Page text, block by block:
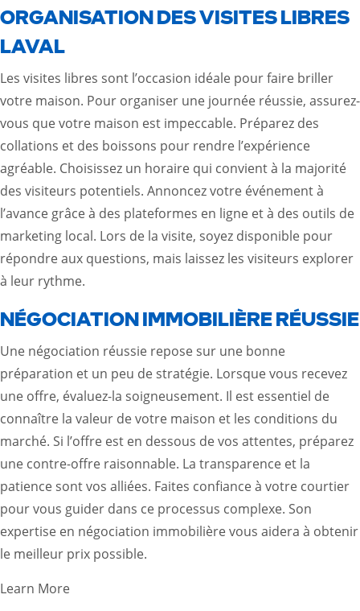
ORGANISATION DES VISITES LIBRES
LAVAL
Les visites libres sont l’occasion idéale pour faire briller
votre maison. Pour organiser une journée réussie, assurez-
vous que votre maison est impeccable. Préparez des
collations et des boissons pour rendre l’expérience
agréable. Choisissez un horaire qui convient à la majorité
des visiteurs potentiels. Annoncez votre événement à
l’avance grâce à des plateformes en ligne et à des outils de
marketing local. Lors de la visite, soyez disponible pour
répondre aux questions, mais laissez les visiteurs explorer
à leur rythme.
NÉGOCIATION IMMOBILIÈRE RÉUSSIE
Une négociation réussie repose sur une bonne
préparation et un peu de stratégie. Lorsque vous recevez
une offre, évaluez-la soigneusement. Il est essentiel de
connaître la valeur de votre maison et les conditions du
marché. Si l’offre est en dessous de vos attentes, préparez
une contre-offre raisonnable. La transparence et la
patience sont vos alliées. Faites confiance à votre courtier
pour vous guider dans ce processus complexe. Son
expertise en négociation immobilièrevous aidera à obtenir
le meilleur prix possible.
Learn More